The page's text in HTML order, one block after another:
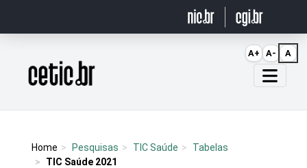
Página inicial
Home Pesquisas TIC Saúde
Tabelas
TIC Saúde 2021
A+ A- A